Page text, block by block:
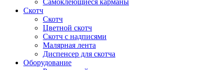
Самоклеющиеся карманы
Скотч
Скотч
Цветной скотч
Скотч с надписями
Малярная лента
Диспенсер для скотча
Оборудование